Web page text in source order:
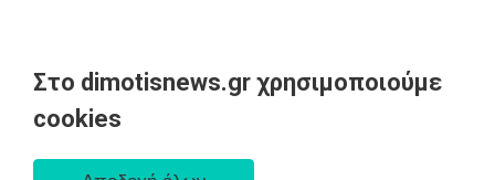
Στο dimotisnews.gr χρησιμοποιούμε
cookies
AΡΧΙΚΗ
ΕΙΔΗΣΕΙΣ